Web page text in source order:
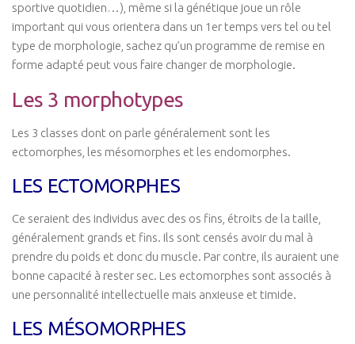
Mincir au Féminin / au Masculin
Coaching
Coaching Ergonomique
Coaching Mental
Coaching Sportif
Coaching Santé
Bien-être & Santé
Actu Santé
Sophrologie
Bien-être & Relaxation
Vidéos
sportive quotidien…), même si la génétique joue un rôle
important qui vous orientera dans un 1er temps vers tel ou tel
type de morphologie, sachez qu’un programme de remise en
forme adapté peut vous faire changer de morphologie.
Les 3 morphotypes
Les 3 classes dont on parle généralement sont les
ectomorphes, les mésomorphes et les endomorphes.
LES ECTOMORPHES
Ce seraient des individus avec des os fins, étroits de la taille,
généralement grands et fins. Ils sont censés avoir du mal à
prendre du poids et donc du muscle. Par contre, ils auraient une
bonne capacité à rester sec. Les ectomorphes sont associés à
une personnalité intellectuelle mais anxieuse et timide.
LES MÉSOMORPHES